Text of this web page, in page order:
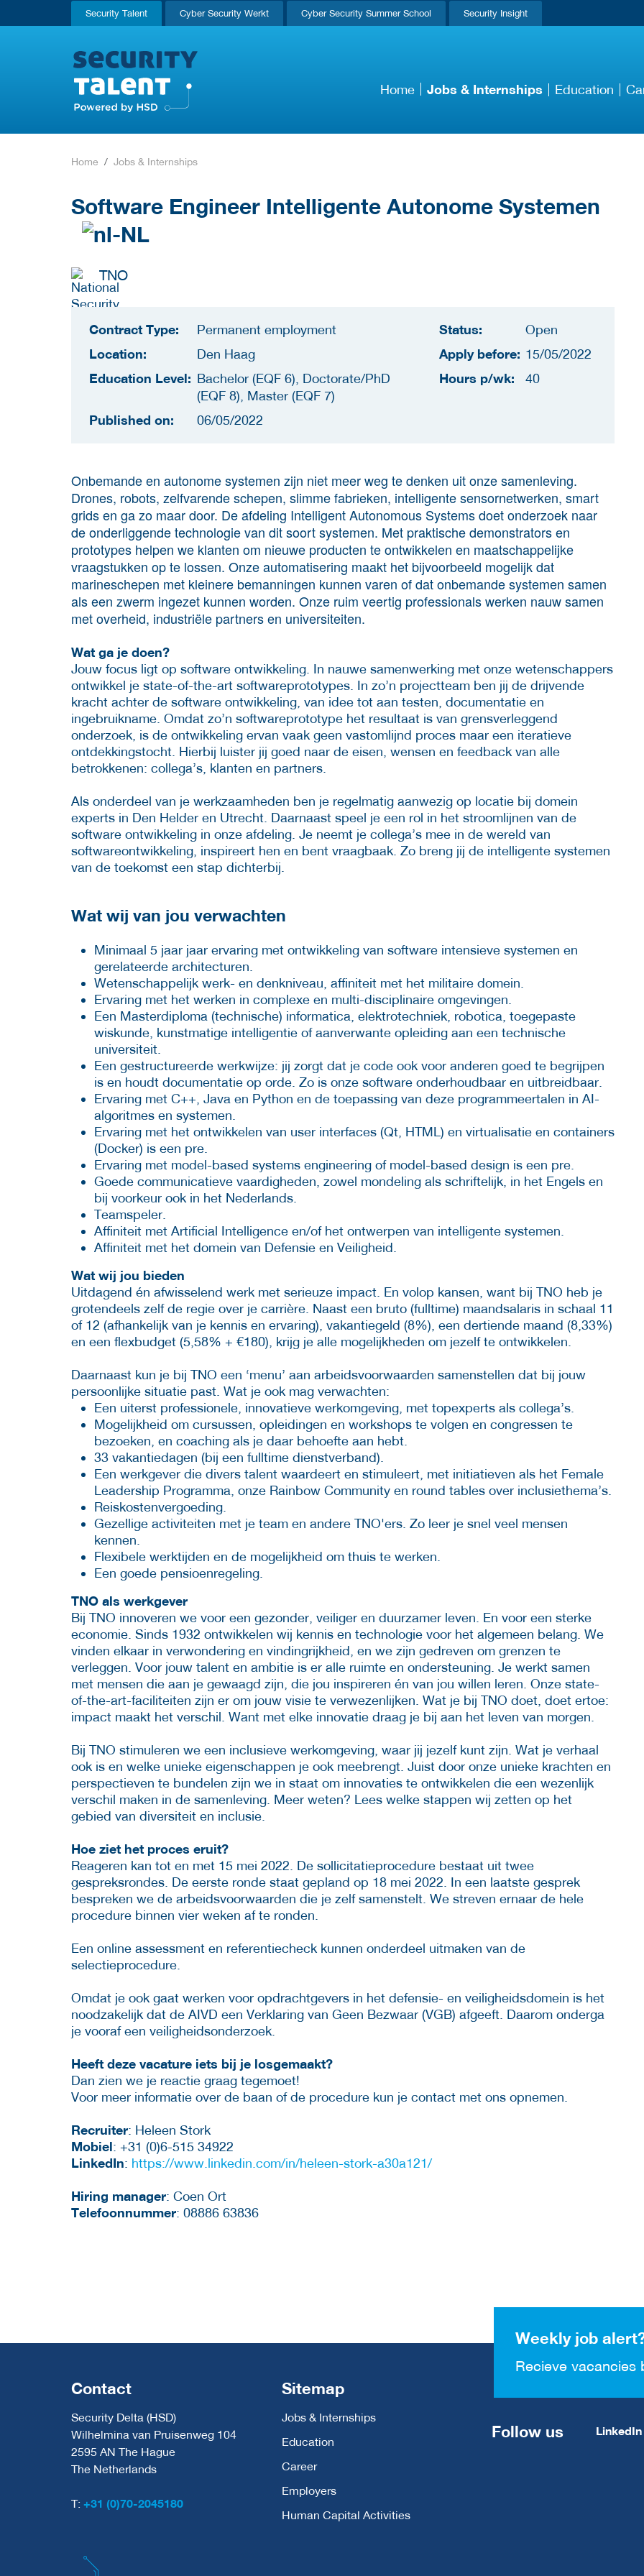
Security Talent Cyber Security Werkt Cyber Security Summer School Security Insight
Home Jobs & Internships Education
Home Jobs & Internships
Software Engineer Intelligente Autonome Systemen
TNO
Contract Type: Permanent employment
Location: Den Haag
Education Level: Bachelor (EQF 6), Doctorate/PhD
(EQF 8), Master (EQF 7)
Published on: 06/05/2022
Status: Open
Apply before: 15/05/2022
Hours p/wk: 40
Onbemande en autonome systemen zijn niet meer weg te denken uit onze samenleving.
Drones, robots, zelfvarende schepen, slimme fabrieken, intelligente sensornetwerken, smart
grids en ga zo maar door. De afdeling Intelligent Autonomous Systems doet onderzoek naar
de onderliggende technologie van dit soort systemen. Met praktische demonstrators en
prototypes helpen we klanten om nieuwe producten te ontwikkelen en maatschappelijke
vraagstukken op te lossen. Onze automatisering maakt het bijvoorbeeld mogelijk dat
marineschepen met kleinere bemanningen kunnen varen of dat onbemande systemen samen
als een zwerm ingezet kunnen worden. Onze ruim veertig professionals werken nauw samen
met overheid, industriële partners en universiteiten.
Wat ga je doen?
Jouw focus ligt op software ontwikkeling. In nauwe samenwerking met onze wetenschappers
ontwikkel je state-of-the-art softwareprototypes. In zo’n projectteam ben jij de drijvende
kracht achter de software ontwikkeling, van idee tot aan testen, documentatie en
ingebruikname. Omdat zo’n softwareprototype het resultaat is van grensverleggend
onderzoek, is de ontwikkeling ervan vaak geen vastomlijnd proces maar een iteratieve
ontdekkingstocht. Hierbij luister jij goed naar de eisen, wensen en feedback van alle
betrokkenen: collega’s, klanten en partners.
Als onderdeel van je werkzaamheden ben je regelmatig aanwezig op locatie bij domein
experts in Den Helder en Utrecht. Daarnaast speel je een rol in het stroomlijnen van de
software ontwikkeling in onze afdeling. Je neemt je collega’s mee in de wereld van
softwareontwikkeling, inspireert hen en bent vraagbaak. Zo breng jij de intelligente systemen
van de toekomst een stap dichterbij.
Wat wij van jou verwachten
Minimaal 5 jaar jaar ervaring met ontwikkeling van software intensieve systemen en
gerelateerde architecturen.
Wetenschappelijk werk- en denkniveau, affiniteit met het militaire domein.
Ervaring met het werken in complexe en multi-disciplinaire omgevingen.
Een Masterdiploma (technische) informatica, elektrotechniek, robotica, toegepaste
wiskunde, kunstmatige intelligentie of aanverwante opleiding aan een technische
universiteit.
Een gestructureerde werkwijze: jij zorgt dat je code ook voor anderen goed te begrijpen
is en houdt documentatie op orde. Zo is onze software onderhoudbaar en uitbreidbaar.
Ervaring met C++, Java en Python en de toepassing van deze programmeertalen in AI-
algoritmes en systemen.
Ervaring met het ontwikkelen van user interfaces (Qt, HTML) en virtualisatie en containers
(Docker) is een pre.
Ervaring met model-based systems engineering of model-based design is een pre.
Goede communicatieve vaardigheden, zowel mondeling als schriftelijk, in het Engels en
bij voorkeur ook in het Nederlands.
Teamspeler.
Affiniteit met Artificial Intelligence en/of het ontwerpen van intelligente systemen.
Affiniteit met het domein van Defensie en Veiligheid.
Wat wij jou bieden
Uitdagend én afwisselend werk met serieuze impact. En volop kansen, want bij TNO heb je
grotendeels zelf de regie over je carrière. Naast een bruto (fulltime) maandsalaris in schaal 11
of 12 (afhankelijk van je kennis en ervaring), vakantiegeld (8%), een dertiende maand (8,33%)
en een flexbudget (5,58% + €180), krijg je alle mogelijkheden om jezelf te ontwikkelen.
Daarnaast kun je bij TNO een ‘menu’ aan arbeidsvoorwaarden samenstellen dat bij jouw
persoonlijke situatie past. Wat je ook mag verwachten:
Een uiterst professionele, innovatieve werkomgeving, met topexperts als collega’s.
Mogelijkheid om cursussen, opleidingen en workshops te volgen en congressen te
bezoeken, en coaching als je daar behoefte aan hebt.
33 vakantiedagen (bij een fulltime dienstverband).
Een werkgever die divers talent waardeert en stimuleert, met initiatieven als het Female
Leadership Programma, onze Rainbow Community en round tables over inclusiethema’s.
Reiskostenvergoeding.
Gezellige activiteiten met je team en andere TNO'ers. Zo leer je snel veel mensen
kennen.
Flexibele werktijden en de mogelijkheid om thuis te werken.
Een goede pensioenregeling.
TNO als werkgever
Bij TNO innoveren we voor een gezonder, veiliger en duurzamer leven. En voor een sterke
economie. Sinds 1932 ontwikkelen wij kennis en technologie voor het algemeen belang. We
vinden elkaar in verwondering en vindingrijkheid, en we zijn gedreven om grenzen te
verleggen. Voor jouw talent en ambitie is er alle ruimte en ondersteuning. Je werkt samen
met mensen die aan je gewaagd zijn, die jou inspireren én van jou willen leren. Onze state-
of-the-art-faciliteiten zijn er om jouw visie te verwezenlijken. Wat je bij TNO doet, doet ertoe:
impact maakt het verschil. Want met elke innovatie draag je bij aan het leven van morgen.
Bij TNO stimuleren we een inclusieve werkomgeving, waar jij jezelf kunt zijn. Wat je verhaal
ook is en welke unieke eigenschappen je ook meebrengt. Juist door onze unieke krachten en
perspectieven te bundelen zijn we in staat om innovaties te ontwikkelen die een wezenlijk
verschil maken in de samenleving. Meer weten? Lees welke stappen wij zetten op het
gebied van diversiteit en inclusie.
Hoe ziet het proces eruit?
Reageren kan tot en met 15 mei 2022. De sollicitatieprocedure bestaat uit twee
gespreksrondes. De eerste ronde staat gepland op 18 mei 2022. In een laatste gesprek
bespreken we de arbeidsvoorwaarden die je zelf samenstelt. We streven ernaar de hele
procedure binnen vier weken af te ronden.
Een online assessment en referentiecheck kunnen onderdeel uitmaken van de
selectieprocedure.
Omdat je ook gaat werken voor opdrachtgevers in het defensie- en veiligheidsdomein is het
noodzakelijk dat de AIVD een Verklaring van Geen Bezwaar (VGB) afgeeft. Daarom onderga
je vooraf een veiligheidsonderzoek.
Heeft deze vacature iets bij je losgemaakt?
Dan zien we je reactie graag tegemoet!
Voor meer informatie over de baan of de procedure kun je contact met ons opnemen.
Recruiter: Heleen Stork
Mobiel: +31 (0)6-515 34922
LinkedIn: https://www.linkedin.com/in/heleen-stork-a30a121/
Hiring manager: Coen Ort
Telefoonnummer: 08886 63836
Weekly job
Recieve vacancies
Contact
Security Delta (HSD)
Wilhelmina van Pruisenweg 104
2595 AN The Hague
The Netherlands
T: +31 (0)70-2045180
Sitemap
Jobs & Internships
Education
Career
Employers
Human Capital Activities
Follow us LinkedIn